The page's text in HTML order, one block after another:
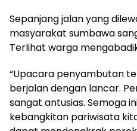
Sepanjang jalan yang
masyarakat sumbawa
Terlihat warga
“Upacara penyambutan
berjalan dengan lancar.
sangat antusias. Semoga
kebangkitan pariwisata